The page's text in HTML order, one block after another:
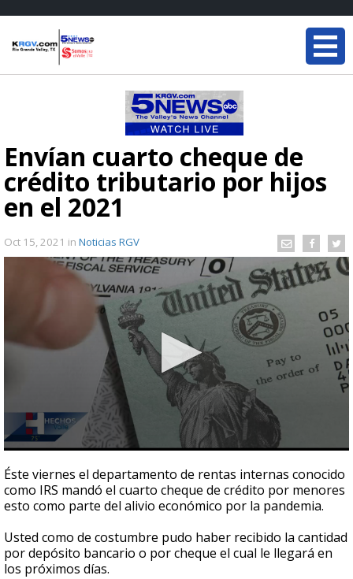
Envían cuarto cheque de
crédito tributario por hijos
en el 2021
Oct 15, 2021 in Noticias RGV
seconds
of
42
seconds
Éste viernes el departamento de rentas internas conocido
como IRS mandó el cuarto cheque de crédito por menores
esto como parte del alivio económico por la pandemia.
Usted como de costumbre pudo haber recibido la cantidad
por depósito bancario o por cheque el cual le llegará en
los próximos días.